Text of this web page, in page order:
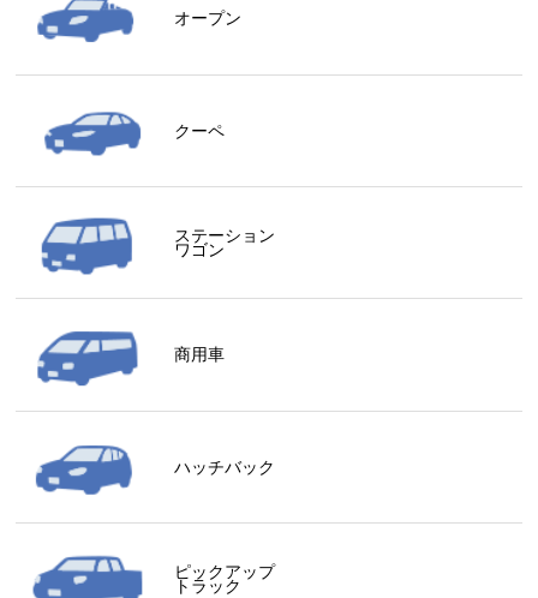
オープン
クーペ
ステーション
ワゴン
商用車
ハッチバック
ピックアップ
トラック